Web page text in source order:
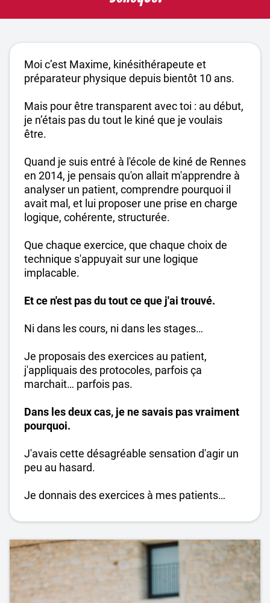
Moi c’est Maxime, kinésithérapeute et
préparateur physique depuis bientôt 10 ans.
Mais pour être transparent avec toi : au début,
je n’étais pas du tout le kiné que je voulais
être.
Quand je suis entré à l'école de kiné de Rennes
en 2014, je pensais qu'on allait m'apprendre à
analyser un patient, comprendre pourquoi il
avait mal, et lui proposer une prise en charge
logique, cohérente, structurée.
Que chaque exercice, que chaque choix de
technique s'appuyait sur une logique
implacable.
Et ce n'est pas du tout ce que j'ai trouvé.
Ni dans les cours, ni dans les stages…
Je proposais des exercices au patient,
j'appliquais des protocoles, parfois ça
marchait… parfois pas.
Dans les deux cas, je ne savais pas vraiment
pourquoi.
J'avais cette désagréable sensation d'agir un
peu au hasard.
Je donnais des exercices à mes patients…